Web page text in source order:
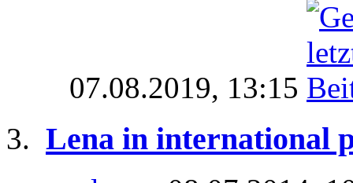
07.08.2019, 13:15
Lena in international